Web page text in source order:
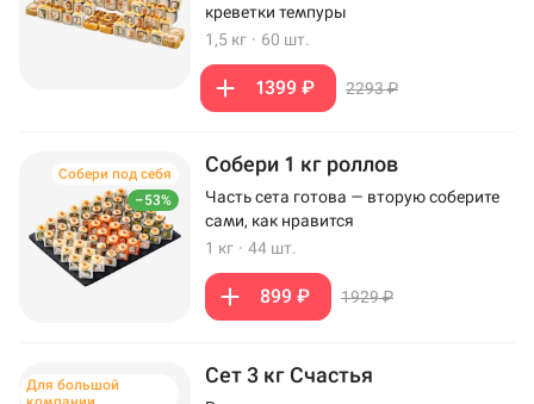
креветки темпуры
1,5 кг · 60 шт.
1399 ₽ 2293 ₽
–53%
Собери под себя Собери 1 кг роллов
Часть сета готова — вторую соберите
сами, как нравится
1 кг · 44 шт.
899 ₽ 1929 ₽
Для большой
Сет 3 кг Счастья